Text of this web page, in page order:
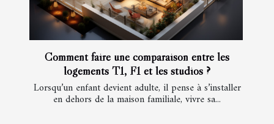
Comment faire une comparaison entre les
logements T1, F1 et les studios ?
Lorsqu’un enfant devient adulte, il pense à s’installer
en dehors de la maison familiale, vivre sa...